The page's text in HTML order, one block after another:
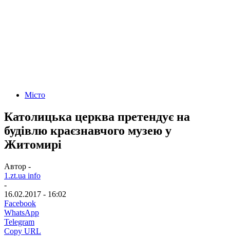
Місто
Католицька церква претендує на
будівлю краєзнавчого музею у
Житомирі
Автор -
1.zt.ua info
-
16.02.2017 - 16:02
Facebook
WhatsApp
Telegram
Copy URL